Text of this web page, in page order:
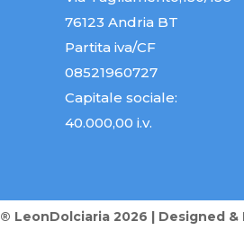
76123 Andria BT
Partita iva/CF
08521960727
Capitale sociale:
40.000,00 i.v.
® LeonDolciaria 2026 | Designed &